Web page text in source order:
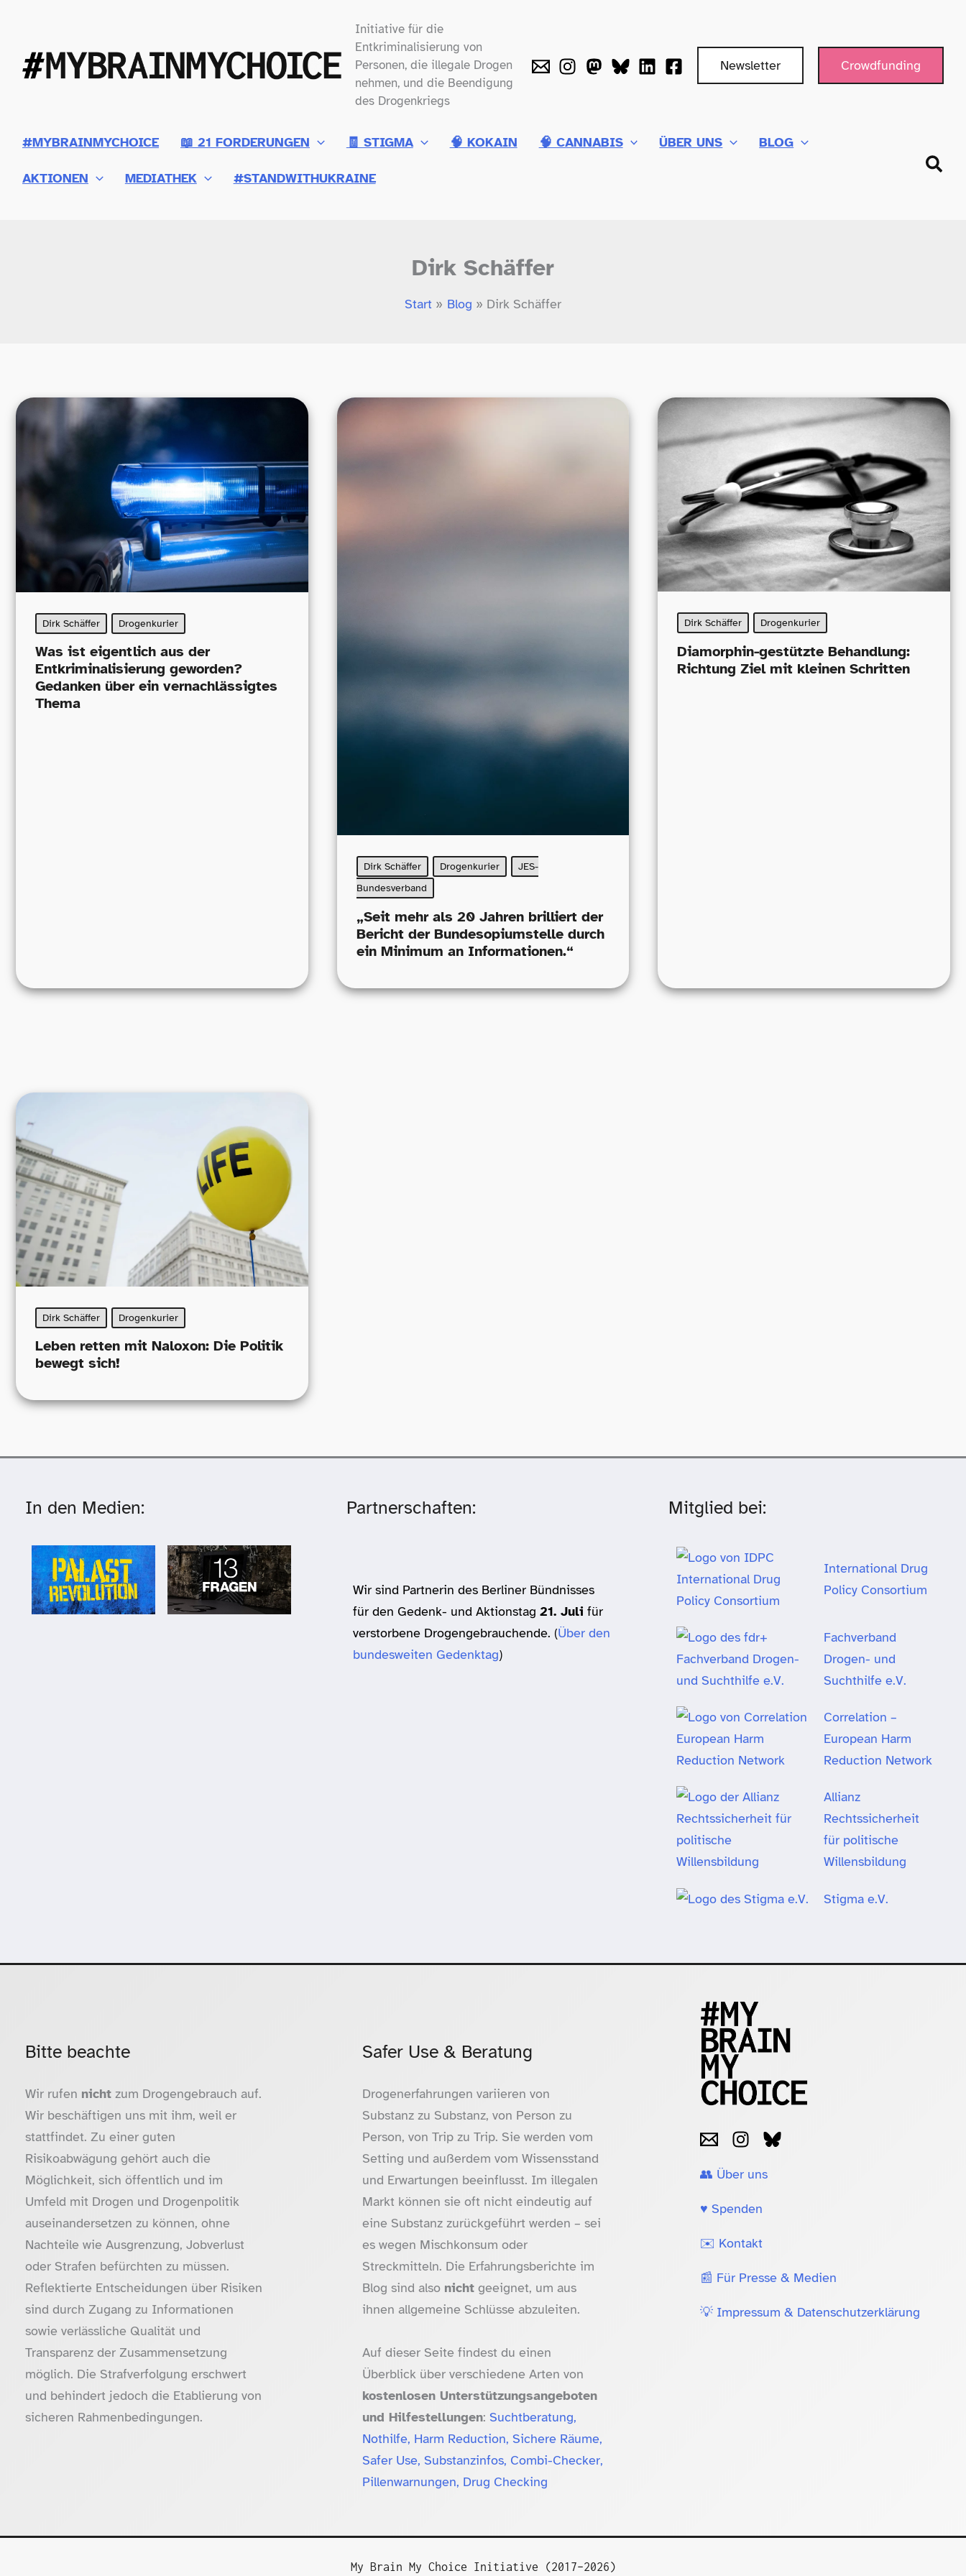
springen
Initiative für die
Entkriminalisierung von
Personen, die illegale Drogen
nehmen, und die Beendigung
des Drogenkriegs
Newsletter Crowdfunding
#MYBRAINMYCHOICE 📖 21 FORDERUNGEN 🧾 STIGMA 🧠 KOKAIN 🧠 CANNABIS ÜBER UNS BLOG
AKTIONEN MEDIATHEK #STANDWITHUKRAINE
Dirk Schäffer
Start Blog Dirk Schäffer
Dirk Schäffer Drogenkurier
Was ist eigentlich aus der
Entkriminalisierung geworden?
Gedanken über ein vernachlässigtes
Thema
Dirk Schäffer Drogenkurier
JES-
Bundesverband
„Seit mehr als 20 Jahren brilliert der
Bericht der Bundesopiumstelle durch
ein Minimum an Informationen.“
Dirk Schäffer Drogenkurier
Diamorphin-​gestützte Behandlung:
Richtung Ziel mit kleinen Schritten
Dirk Schäffer Drogenkurier
Leben retten mit Naloxon: Die Politik
bewegt sich!
In den Medien: Partnerschaften:
Wir sind Partnerin des Berliner Bündnisses
für den Gedenk- und Aktionstag21. Juli für
verstorbene Drogengebrauchende. (Über den
bundesweiten Gedenktag)
Mitglied bei:
International Drug
Policy Consortium
Fachverband
Drogen- und
Suchthilfe e.V.
Correlation –
European Harm
Reduction Network
Allianz
Rechtssicherheit
für politische
Willensbildung
Stigma e.V.
Bitte beachte
Wir rufen nicht zum Drogengebrauch auf.
Wir beschäftigen uns mit ihm, weil er
stattfindet. Zu einer guten
Risikoabwägung gehört auch die
Möglichkeit, sich öffentlich und im
Umfeld mit Drogen und Drogenpolitik
auseinandersetzen zu können, ohne
Nachteile wie Ausgrenzung, Jobverlust
oder Strafen befürchten zu müssen.
Reflektierte Entscheidungen über Risiken
sind durch Zugang zu Informationen
sowie verlässliche Qualität und
Transparenz der Zusammensetzung
möglich. Die Strafverfolgung erschwert
und behindert jedoch die Etablierung von
sicheren Rahmenbedingungen.
Safer Use & Beratung
Drogenerfahrungen variieren von
Substanz zu Substanz, von Person zu
Person, von Trip zu Trip. Sie werden vom
Setting und außerdem vom Wissensstand
und Erwartungen beeinflusst. Im illegalen
Markt können sie oft nicht eindeutig auf
eine Substanz zurückgeführt werden – sei
es wegen Mischkonsum oder
Streckmitteln. Die Erfahrungsberichte im
Blog sind also nicht geeignet, um aus
ihnen allgemeine Schlüsse abzuleiten.
Auf dieser Seite findest du einen
Überblick über verschiedene Arten von
kostenlosen Unterstützungsangeboten
und Hilfestellungen: Suchtberatung,
Nothilfe, Harm Reduction, Sichere Räume,
Safer Use, Substanzinfos, Combi-Checker,
Pillenwarnungen, Drug Checking
👥 Über uns
♥️ Spenden
✉️ Kontakt
📰 Für Presse & Medien
💡 Impressum & Datenschutzerklärung
My Brain My Choice Initiative (2017–2026)